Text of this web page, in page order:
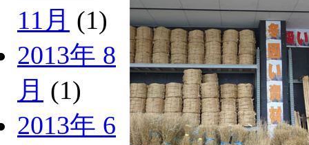
11月 (1)
2013年 8
月 (1)
2013年 6